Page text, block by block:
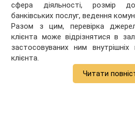
сфера діяльності, розмір
банківських послуг, ведення
Разом з цим, перевірка
клієнта може відрізнятися в
застосовуваних ним внутрішніх
клієнта.
Читати